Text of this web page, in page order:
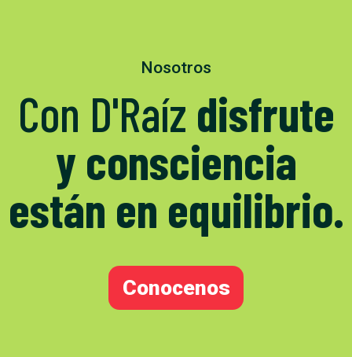
Nosotros
Con D'Raíz disfrute
y consciencia
están en equilibrio.
Conocenos